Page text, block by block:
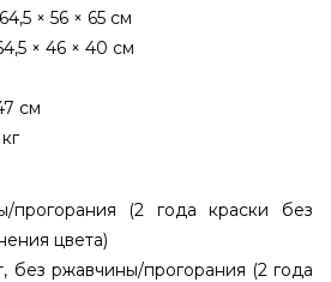
× 56 × 65 см
× 46 × 40 см
см
прогорания (2 года краски без
цвета)
без ржавчины/прогорания (2 года